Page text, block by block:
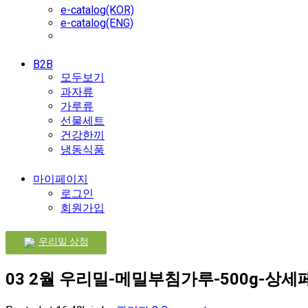
e-catalog(KOR)
e-catalog(ENG)
B2B
모두보기
과자류
가루류
선물세트
건강한끼
냉동식품
마이페이지
로그인
회원가입
우리밀 상점
03 2월 우리밀-메밀부침가루-500g-상세